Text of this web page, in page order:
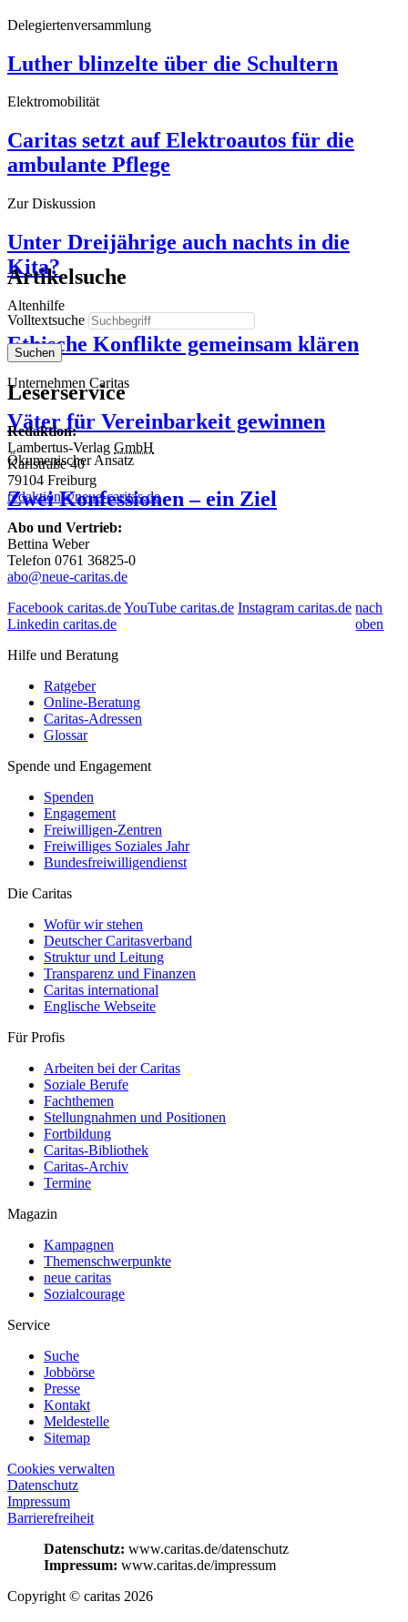
Delegiertenversammlung
Luther blinzelte über die Schultern
Elektromobilität
Caritas setzt auf Elektroautos für die
ambulante Pflege
Zur Diskussion
Unter Dreijährige auch nachts in die
Kita?
Altenhilfe
Ethische Konflikte gemeinsam klären
Unternehmen Caritas
Väter für Vereinbarkeit gewinnen
Ökumenischer Ansatz
Zwei Konfessionen – ein Ziel
Artikelsuche
Volltextsuche
Suchen
Leserservice
Redaktion:
Lambertus-Verlag GmbH
Karlstraße 40
79104 Freiburg
redaktion@neue-caritas.de
Abo und Vertrieb:
Bettina Weber
Telefon 0761 36825-0
abo@neue-caritas.de
Facebook caritas.deYouTube caritas.de Instagram caritas.de
Linkedin caritas.de
nach
oben
Hilfe und Beratung
Ratgeber
Online-Beratung
Caritas-Adressen
Glossar
Spende und Engagement
Spenden
Engagement
Freiwilligen-Zentren
Freiwilliges Soziales Jahr
Bundesfreiwilligendienst
Die Caritas
Wofür wir stehen
Deutscher Caritasverband
Struktur und Leitung
Transparenz und Finanzen
Caritas international
Englische Webseite
Für Profis
Arbeiten bei der Caritas
Soziale Berufe
Fachthemen
Stellungnahmen und Positionen
Fortbildung
Caritas-Bibliothek
Caritas-Archiv
Termine
Magazin
Kampagnen
Themenschwerpunkte
neue caritas
Sozialcourage
Service
Suche
Jobbörse
Presse
Kontakt
Meldestelle
Sitemap
Cookies verwalten
Datenschutz
Impressum
Barrierefreiheit
Datenschutz: www.caritas.de/datenschutz
Impressum: www.caritas.de/impressum
Copyright © caritas 2026